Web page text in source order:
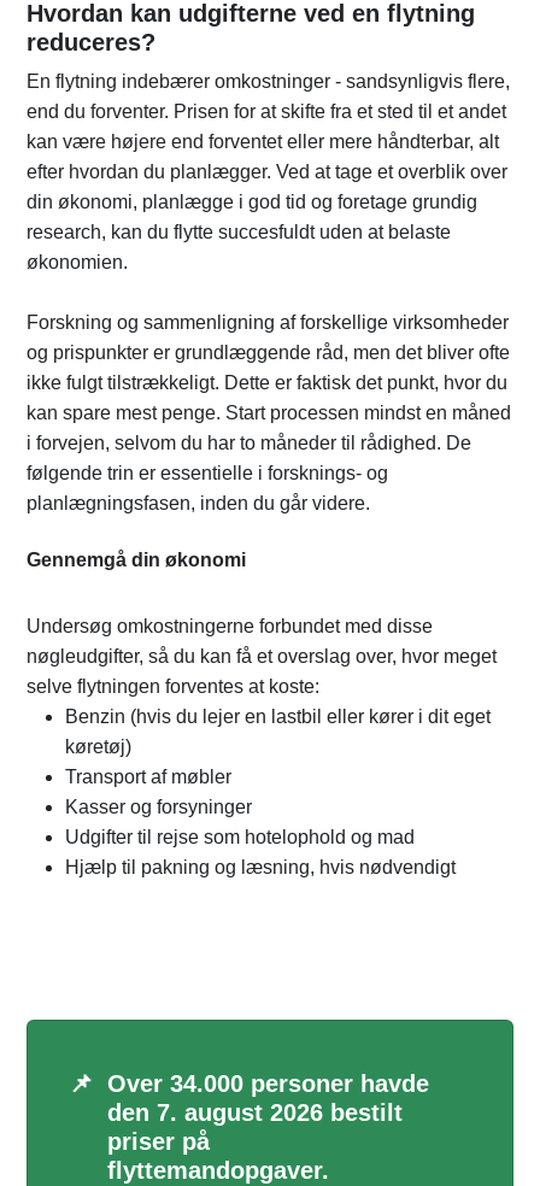
Hvordan kan udgifterne ved en flytning
reduceres?
En flytning indebærer omkostninger - sandsynligvis flere,
end du forventer. Prisen for at skifte fra et sted til et andet
kan være højere end forventet eller mere håndterbar, alt
efter hvordan du planlægger. Ved at tage et overblik over
din økonomi, planlægge i god tid og foretage grundig
research, kan du flytte succesfuldt uden at belaste
økonomien.
Forskning og sammenligning af forskellige virksomheder
og prispunkter er grundlæggende råd, men det bliver ofte
ikke fulgt tilstrækkeligt. Dette er faktisk det punkt, hvor du
kan spare mest penge. Start processen mindst en måned
i forvejen, selvom du har to måneder til rådighed. De
følgende trin er essentielle i forsknings- og
planlægningsfasen, inden du går videre.
Gennemgå din økonomi
Undersøg omkostningerne forbundet med disse
nøgleudgifter, så du kan få et overslag over, hvor meget
selve flytningen forventes at koste:
Benzin (hvis du lejer en lastbil eller kører i dit eget
køretøj)
Transport af møbler
Kasser og forsyninger
Udgifter til rejse som hotelophold og mad
Hjælp til pakning og læsning, hvis nødvendigt
📌 Over 34.000 personer havde
den 7. august 2026 bestilt
priser på
flyttemandopgaver.